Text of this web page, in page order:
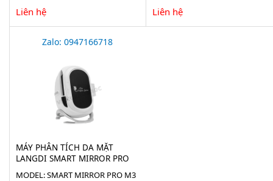
Liên hệ Liên hệ
Zalo: 0947166718
MÁY PHÂN TÍCH DA MẶT
LANGDI SMART MIRROR PRO
MODEL: SMART MIRROR PRO M3